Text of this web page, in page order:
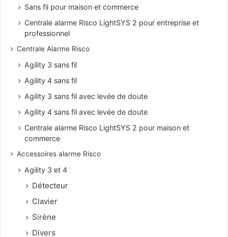
Sans fil pour maison et commerce
Centrale alarme Risco LightSYS 2 pour entreprise et
professionnel
Centrale Alarme Risco
Agility 3 sans fil
Agility 4 sans fil
Agility 3 sans fil avec levée de doute
Agility 4 sans fil avec levée de doute
Centrale alarme Risco LightSYS 2 pour maison et
commerce
Accessoires alarme Risco
Agility 3 et 4
Détecteur
Clavier
Sirène
Divers